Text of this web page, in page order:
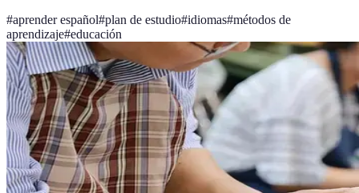
#aprender español#plan de estudio#idiomas#métodos de
aprendizaje#educación